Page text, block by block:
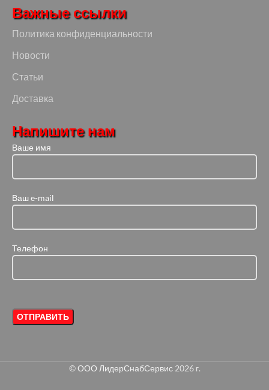
Важные ссылки
Политика конфиденциальности
Новости
Статьи
Доставка
Напишите нам
Ваше имя
Ваш e-mail
Телефон
©ООО ЛидерСнабСервис2026 г.